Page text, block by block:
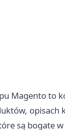
Magento to
są bogate